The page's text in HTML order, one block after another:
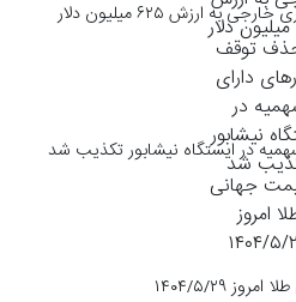
در ایستگاه نیشابور تکذیب شد
۱۴۰۴/۵/۲۹